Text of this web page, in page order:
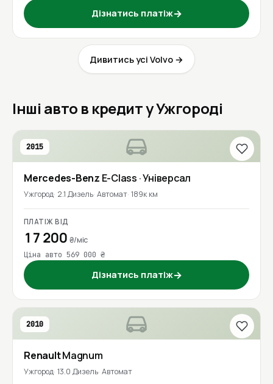
Дізнатись платіж→
Дивитись усі Volvo →
Інші авто в кредит у Ужгороді
2015
Mercedes-Benz E-Class · Універсал
Ужгород 2.1 Дизель Автомат 189к км
ПЛАТІЖ ВІД
17 200 ₴/міс
Ціна авто 569 000 ₴
Дізнатись платіж→
2010
RenaultMagnum
Ужгород 13.0 Дизель Автомат